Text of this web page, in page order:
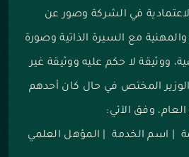
في الشركة وصور عن
مع السيرة الذاتية وصورة
ووثيقة لا حكم عليه ووثيقة غير
المختص في حال كان أحدهم
وفق الآتي:
اسم الخدمة المؤهل العلمي